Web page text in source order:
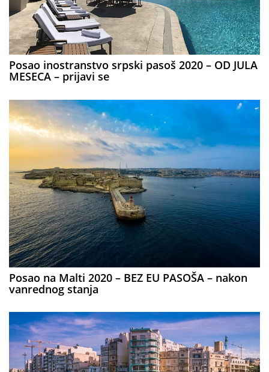
Posao inostranstvo srpski pasoš 2020 – OD JULA
MESECA – prijavi se
Posao na Malti 2020 – BEZ EU PASOŠA – nakon
vanrednog stanja